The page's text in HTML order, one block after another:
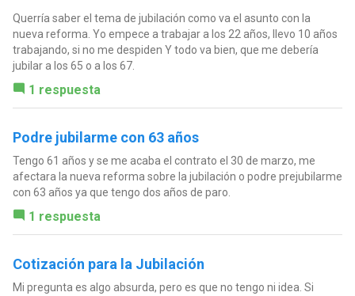
Querría saber el tema de jubilación como va el asunto con la
nueva reforma. Yo empece a trabajar a los 22 años, llevo 10 años
trabajando, si no me despiden Y todo va bien, que me debería
jubilar a los 65 o a los 67.
1 respuesta
Podre jubilarme con 63 años
Tengo 61 años y se me acaba el contrato el 30 de marzo, me
afectara la nueva reforma sobre la jubilación o podre prejubilarme
con 63 años ya que tengo dos años de paro.
1 respuesta
Cotización para la Jubilación
Mi pregunta es algo absurda, pero es que no tengo ni idea. Si